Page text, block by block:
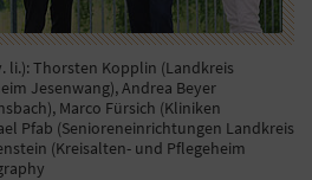
li.): Thorsten Kopplin (Landkreis
Jesenwang), Andrea Beyer
Marco Fürsich (Kliniken
Pfab (Senioreneinrichtungen Landkreis
(Kreisalten- und Pflegeheim